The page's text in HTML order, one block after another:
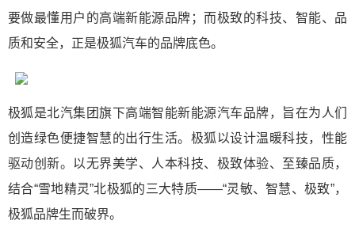
要做最懂用户的高端新能源品牌；而极致的科技、智能、品
质和安全，正是极狐汽车的品牌底色。
极狐是北汽集团旗下高端智能新能源汽车品牌，旨在为人们
创造绿色便捷智慧的出行生活。极狐以设计温暖科技，性能
驱动创新。以无界美学、人本科技、极致体验、至臻品质，
结合“雪地精灵”北极狐的三大特质——“灵敏、智慧、极致”，
极狐品牌生而破界。